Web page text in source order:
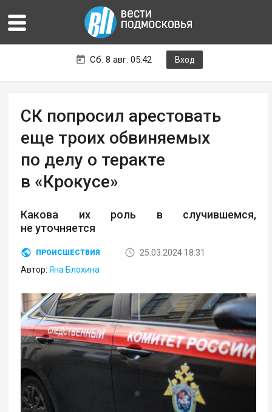
Сб. 8 авг. 05:42 Вход
СК попросил арестовать
еще троих обвиняемых
по делу о теракте
в «Крокусе»
Какова их роль в случившемся,
не уточняется
ПРОИСШЕСТВИЯ
25.03.2024 18:31
Автор:Яна Блохина